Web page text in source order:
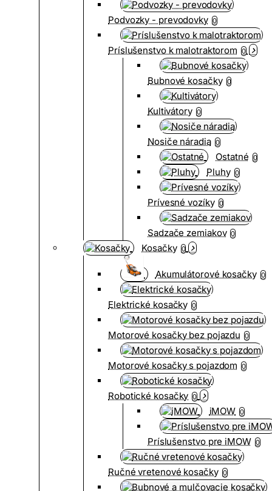
Podvozky - prevodovky 0
Príslušenstvo k malotraktorom 0
Bubnové kosačky 0
Kultivátory 0
Nosiče náradia 0
Ostatné 0
Pluhy 0
Prívesné vozíky 0
Sadzače zemiakov 0
Kosačky 0
Akumulátorové kosačky 0
Elektrické kosačky 0
Motorové kosačky bez pojazdu 0
Motorové kosačky s pojazdom 0
Robotické kosačky 0
iMOW 0
Príslušenstvo pre iMOW 0
Ručné vretenové kosačky 0